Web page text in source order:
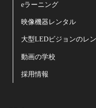
eラーニング
映像機器レンタル
大型LEDビジョンのレン
動画の学校
採用情報